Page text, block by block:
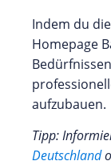
Indem du
Homepage
aufzubauen.
Tipp:
Deutschland